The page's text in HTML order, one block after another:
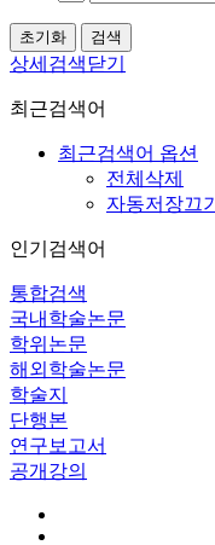
상세검색닫기
최근검색어
최근검색어 옵션
전체삭제
자동저장끄기
인기검색어
통합검색
국내학술논문
학위논문
해외학술논문
학술지
단행본
연구보고서
공개강의